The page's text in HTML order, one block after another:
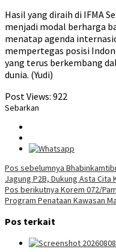
Hasil yang diraih di IFMA
menjadi modal berharga
menatap agenda
mempertegas posisi
yang terus berkembang
dunia. (Yudi)
Post Views: 922
Sebarkan
Navigasi
pos
Pos sebelumnya
Jagung P2B, Dukung Asta Cita
Pos berikutnya Korem 072/
Program Penataan Kawasan
Pos terkait